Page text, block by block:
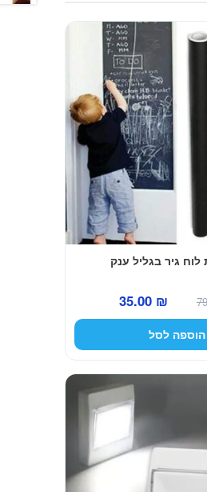
גיר בגליל ענק
המחיר
המקורי
היה:
35.00 ₪
המחיר
הנוכחי
הוספה לסל